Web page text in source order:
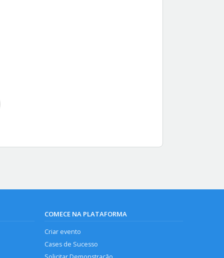
COMECE NA PLATAFORMA
Criar evento
Cases de Sucesso